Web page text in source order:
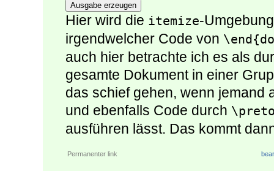
Ausgabe erzeugen
Hier wird die itemize-
irgendwelcher Code von
auch hier betrachte ich es als
gesamte Dokument in einer
das schief gehen, wenn jemand
und ebenfalls Code durch
ausführen lässt. Das kommt
Permanenter link